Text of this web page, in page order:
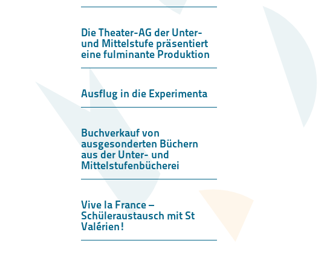
Die Theater-AG der Unter-
und Mittelstufe präsentiert
eine fulminante Produktion
Ausflug in die Experimenta
Buchverkauf von
ausgesonderten Büchern
aus der Unter- und
Mittelstufenbücherei
Vive la France –
Schüleraustausch mit St
Valérien!